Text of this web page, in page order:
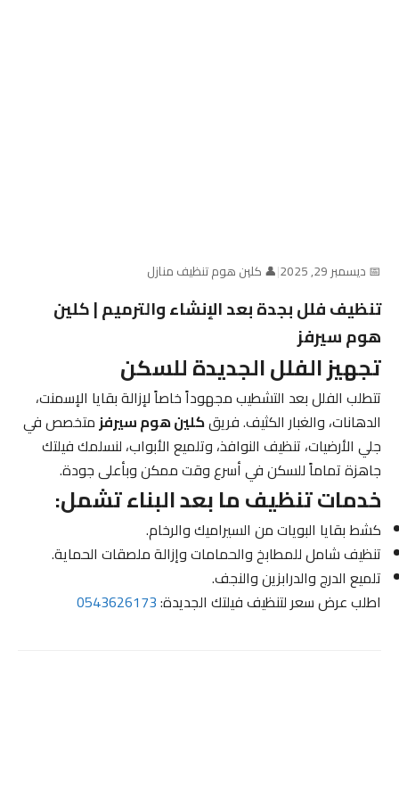
📅 ديسمبر 29, 2025 |👤 كلين هوم تنظيف منازل
تنظيف فلل بجدة بعد الإنشاء والترميم | كلين
هوم سيرفز
تجهيز الفلل الجديدة للسكن
تتطلب الفلل بعد التشطيب مجهوداً خاصاً لإزالة بقايا الإسمنت،
الدهانات، والغبار الكثيف. فريقكلين هوم سيرفزمتخصص في
جلي الأرضيات، تنظيف النوافذ، وتلميع الأبواب، لنسلمك فيلتك
جاهزة تماماً للسكن في أسرع وقت ممكن وبأعلى جودة.
خدمات تنظيف ما بعد البناء تشمل:
كشط بقايا البويات من السيراميك والرخام.
تنظيف شامل للمطابخ والحمامات وإزالة ملصقات الحماية.
تلميع الدرج والدرابزين والنجف.
اطلب عرض سعر لتنظيف فيلتك الجديدة:0543626173